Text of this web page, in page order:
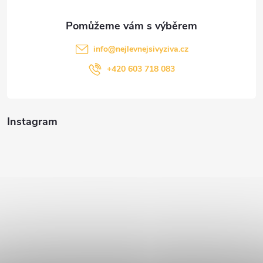
Instagram
info@nejlevnejsivyziva.cz
+420 603 718 083